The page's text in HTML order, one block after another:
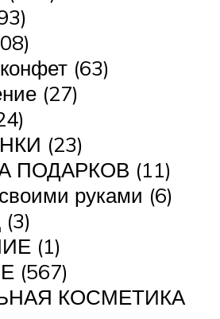
(63)
(27)
(23)
ПОДАРКОВ (11)
руками (6)
(1)
(567)
КОСМЕТИКА